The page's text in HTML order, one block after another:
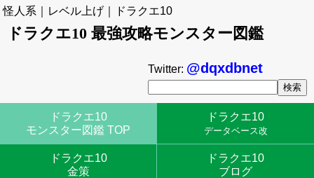
怪人系｜レベル上げ｜ドラクエ10
ドラクエ10 最強攻略モンスター図鑑
Twitter: @dqxdbnet
ドラクエ10
モンスター図鑑 TOP
ドラクエ10
データベース改
ドラクエ10
金策
ドラクエ10
ブログ